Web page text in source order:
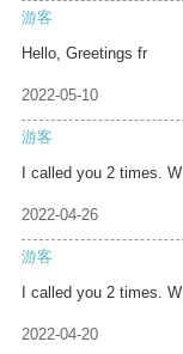
游客
Hello, Greetings fr
2022-05-10
游客
I called you 2 times. W
2022-04-26
游客
I called you 2 times. W
2022-04-20